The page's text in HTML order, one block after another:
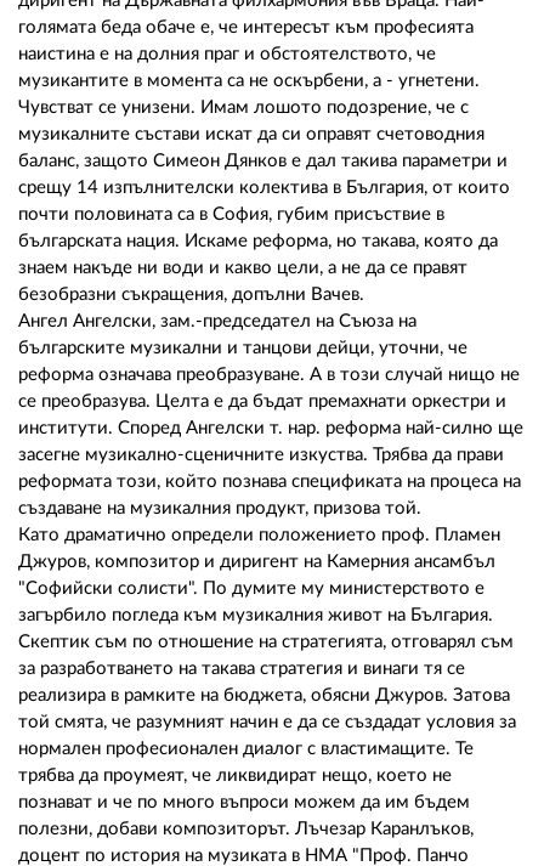
голямата беда обаче е, че интересът към професията
наистина е на долния праг и обстоятелството, че
музикантите в момента са не оскърбени, а - угнетени.
Чувстват се унизени. Имам лошото подозрение, че с
музикалните състави искат да си оправят счетоводния
баланс, защото Симеон Дянков е дал такива параметри и
срещу 14 изпълнителски колектива в България, от които
почти половината са в София, губим присъствие в
българската нация. Искаме реформа, но такава, която да
знаем накъде ни води и какво цели, а не да се правят
безобразни съкращения, допълни Вачев.
Ангел Ангелски, зам.-председател на Съюза на
българските музикални и танцови дейци, уточни, че
реформа означава преобразуване. А в този случай нищо не
се преобразува. Целта е да бъдат премахнати оркестри и
институти. Според Ангелски т. нар. реформа най-силно ще
засегне музикално-сценичните изкуства. Трябва да прави
реформата този, който познава спецификата на процеса на
създаване на музикалния продукт, призова той.
Като драматично определи положението проф. Пламен
Джуров, композитор и диригент на Камерния ансамбъл
"Софийски солисти". По думите му министерството е
загърбило погледа към музикалния живот на България.
Скептик съм по отношение на стратегията, отговарял съм
за разработването на такава стратегия и винаги тя се
реализира в рамките на бюджета, обясни Джуров. Затова
той смята, че разумният начин е да се създадат условия за
нормален професионален диалог с властимащите. Те
трябва да проумеят, че ликвидират нещо, което не
познават и че по много въпроси можем да им бъдем
полезни, добави композиторът. Лъчезар Каранлъков,
доцент по история на музиката в НМА "Проф. Панчо